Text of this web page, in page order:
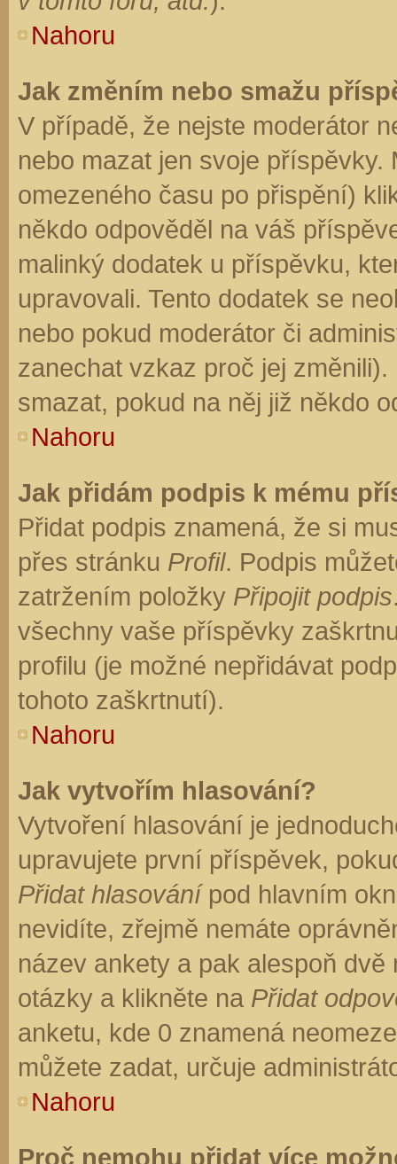
Nahoru
Jak změním nebo smažu
V případě, že nejste moderátor
nebo mazat jen svoje
omezeného času po přispění)
někdo odpověděl na váš
malinký dodatek u příspěvku,
upravovali. Tento dodatek se
nebo pokud moderátor či
zanechat vzkaz proč jej
smazat, pokud na něj již někdo
Nahoru
Jak přidám podpis k mému
Přidat podpis znamená, že si
přes stránku Profil. Podpis
zatržením položky Připojit podpis
všechny vaše příspěvky
profilu (je možné nepřidávat
tohoto zaškrtnutí).
Nahoru
Jak vytvořím hlasování?
Vytvoření hlasování je
upravujete první příspěvek,
Přidat hlasovánípod hlavním
nevidíte, zřejmě nemáte
název ankety a pak alespoň
otázky a klikněte na Přidat
anketu, kde 0 znamená
můžete zadat, určuje
Nahoru
Proč nemohu přidat více